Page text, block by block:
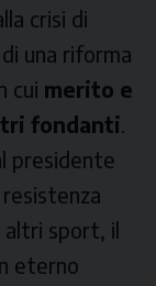
crisi di
una riforma
cui merito e
fondanti
presidente
altri sport, il
eterno